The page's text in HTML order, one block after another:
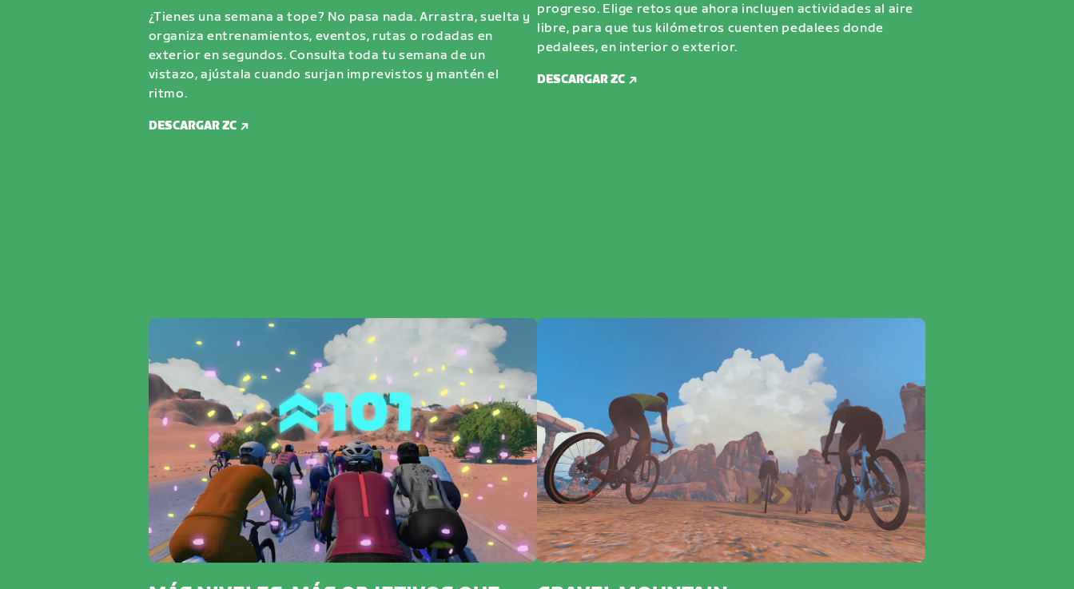
¿Tienes una semana a tope? No pasa nada. Arrastra, suelta y
organiza entrenamientos, eventos, rutas o rodadas en
exterior en segundos. Consulta toda tu semana de un
vistazo, ajústala cuando surjan imprevistos y mantén el
ritmo.
DESCARGAR ZC
progreso. Elige retos que ahora incluyen actividades al aire
libre, para que tus kilómetros cuenten pedalees donde
pedalees, en interior o exterior.
DESCARGAR ZC